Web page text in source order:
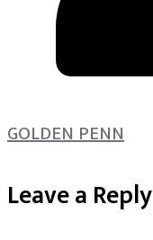
GOLDEN PENN
Leave a Reply